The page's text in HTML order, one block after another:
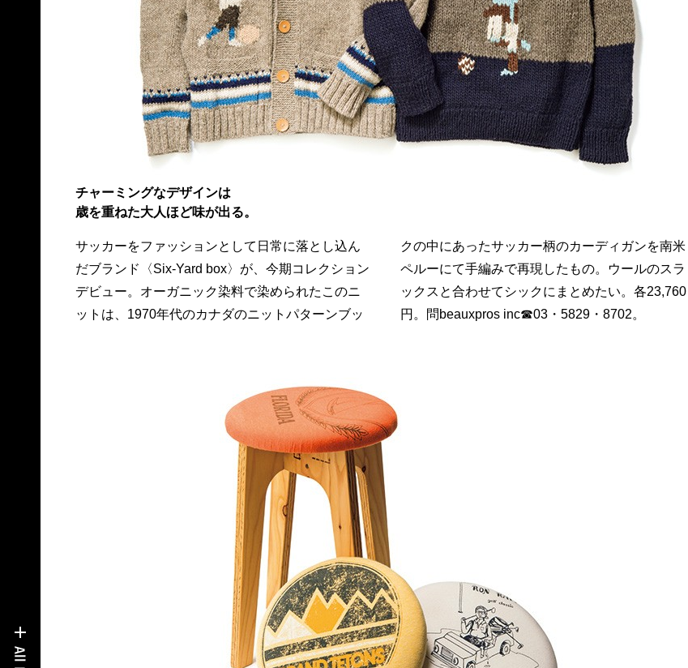
チャーミングなデザインは
歳を重ねた大人ほど味が出る。
サッカーをファッションとして日常に落とし込ん
だブランド〈Six-Yard box〉が、今期コレクション
デビュー。オーガニック染料で染められたこのニ
ットは、1970年代のカナダのニットパターンブッ
クの中にあったサッカー柄のカーディガンを南米
ペルーにて手編みで再現したもの。ウールのスラ
ックスと合わせてシックにまとめたい。各23,760
円。問beauxpros inc☎03・5829・8702。